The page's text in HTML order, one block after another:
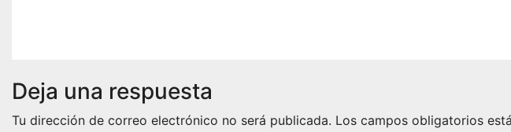
Deja una respuesta
Tu dirección de correo electrónico no será publicada. Los campos obligatorios